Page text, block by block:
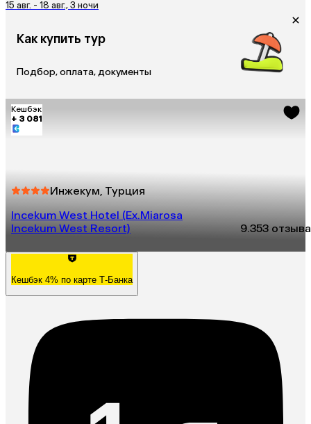
15 авг. - 18 авг., 3 ночи
Как купить тур
Подбор, оплата, документы
Кешбэк
+ 3 081
Инжекум, Турция
Incekum West Hotel (Ex.Miarosa
Incekum West Resort)
9.353 отзыва
Кешбэк 4% по карте Т-Банка